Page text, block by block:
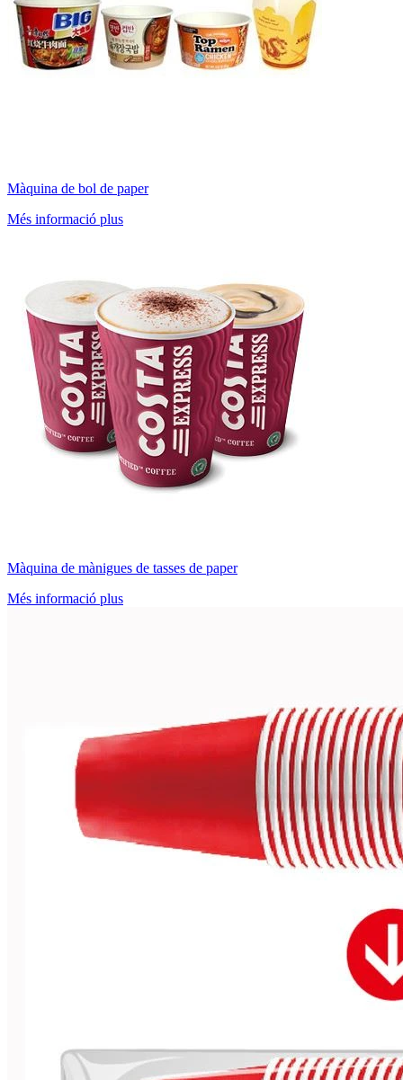
Màquina de bol de paper
Més informació plus
Màquina de mànigues de tasses de paper
Més informació plus